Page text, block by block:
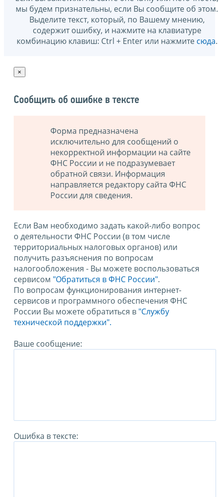
мы будем признательны, если Вы сообщите об этом.
Выделите текст, который, по Вашему мнению,
содержит ошибку, и нажмите на клавиатуре
комбинацию клавиш: Ctrl + Enter или нажмите сюда.
×
Сообщить об ошибке в тексте
Форма предназначена
исключительно для сообщений о
некорректной информации на сайте
ФНС России и не подразумевает
обратной связи. Информация
направляется редактору сайта ФНС
России для сведения.
Если Вам необходимо задать какой-либо вопрос
о деятельности ФНС России (в том числе
территориальных налоговых органов) или
получить разъяснения по вопросам
налогообложения - Вы можете воспользоваться
сервисом "Обратиться в ФНС России".
По вопросам функционирования интернет-
сервисов и программного обеспечения ФНС
России Вы можете обратиться в "Службу
технической поддержки".
Ваше сообщение:
Ошибка в тексте: